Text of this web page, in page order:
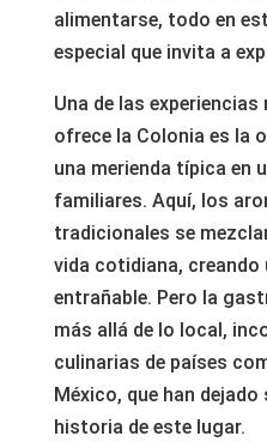
alimentarse, todo en
especial que invita a
Una de las
ofrece la Colonia es la
una merienda típica en
familiares. Aquí, los
tradicionales se
vida cotidiana, creando
entrañable. Pero la
más allá de lo local,
culinarias de países
México, que han
historia de este lugar.